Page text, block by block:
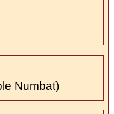
Numbat)